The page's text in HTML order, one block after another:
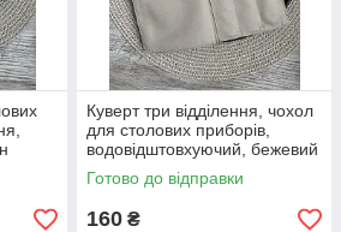
Куверт три відділення, чохол
для столових приборів,
водовідштовхуючий, бежевий
Готово до відправки
160 ₴